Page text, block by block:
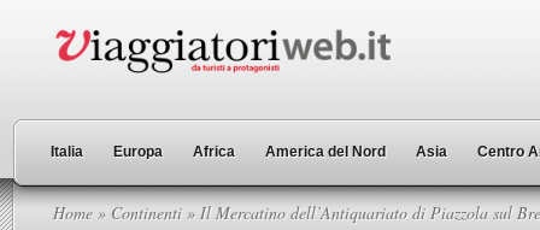
Italia Europa Africa America del Nord Asia Centro
Home » Continenti» Il Mercatino dell’Antiquariato di Piazzola sul